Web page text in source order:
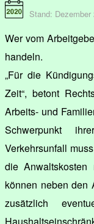
Stand: Dezember
Wer vom
handeln.
„Für die
Zeit“, betont
Arbeits- und
Schwerpunkt
Verkehrsunfall
die Anwaltskosten
können neben den
zusätzlich